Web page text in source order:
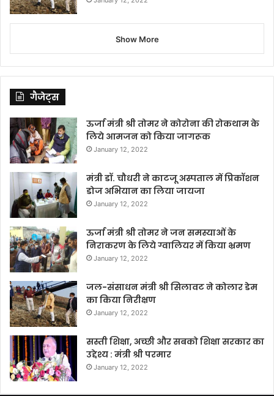
Show More
गैजेट्स
ऊर्जा मंत्री श्री तोमर ने कोरोना की रोकथाम के
लिये आमजन को किया जागरूक
January 12, 2022
मंत्री डॉ. चौधरी ने काटजू अस्पताल में प्रिकॉशन
डोज अभियान का लिया जायजा
January 12, 2022
ऊर्जा मंत्री श्री तोमर ने जन समस्याओं के
निराकरण के लिये ग्वालियर में किया भ्रमण
January 12, 2022
जल-संसाधन मंत्री श्री सिलावट ने कोलार डेम
का किया निरीक्षण
January 12, 2022
सस्ती शिक्षा, अच्छी और सबको शिक्षा सरकार का
उद्देश्य : मंत्री श्री परमार
January 12, 2022